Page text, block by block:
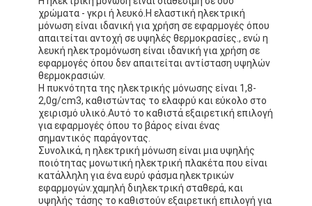
χρώματα - γκρι ή λευκό.Η ελαστική ηλεκτρική
μόνωση είναι ιδανική για χρήση σε εφαρμογές όπου
απαιτείται αντοχή σε υψηλές θερμοκρασίες., ενώ η
λευκή ηλεκτρομόνωση είναι ιδανική για χρήση σε
εφαρμογές όπου δεν απαιτείται αντίσταση υψηλών
θερμοκρασιών.
Η πυκνότητα της ηλεκτρικής μόνωσης είναι 1,8-
2,0g/cm3, καθιστώντας το ελαφρύ και εύκολο στο
χειρισμό υλικό.Αυτό το καθιστά εξαιρετική επιλογή
για εφαρμογές όπου το βάρος είναι ένας
σημαντικός παράγοντας.
Συνολικά, η ηλεκτρική μόνωση είναι μια υψηλής
ποιότητας μονωτική ηλεκτρική πλακέτα που είναι
κατάλληλη για ένα ευρύ φάσμα ηλεκτρικών
εφαρμογών.χαμηλή διηλεκτρική σταθερά, και
υψηλής τάσης το καθιστούν εξαιρετική επιλογή για